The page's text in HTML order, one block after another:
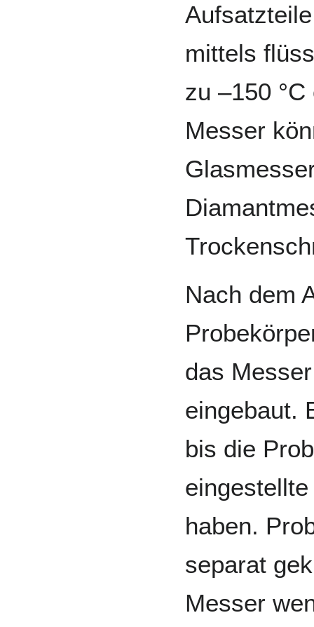
mittels
zu –150
Messer
Nach dem
das
eingebaut.
bis die
haben.
separat
Messer